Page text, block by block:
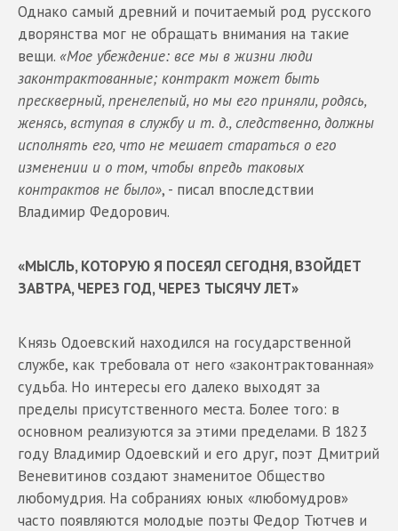
Однако самый древний и почитаемый род русского
дворянства мог не обращать внимания на такие
вещи. «Мое убеждение: все мы в жизни люди
законтрактованные; контракт может быть
прескверный, пренелепый, но мы его приняли, родясь,
женясь, вступая в службу и т. д., следственно, должны
исполнять его, что не мешает стараться о его
изменении и о том, чтобы впредь таковых
контрактов не было», - писал впоследствии
Владимир Федорович.
«МЫСЛЬ, КОТОРУЮ Я ПОСЕЯЛ СЕГОДНЯ, ВЗОЙДЕТ
ЗАВТРА, ЧЕРЕЗ ГОД, ЧЕРЕЗ ТЫСЯЧУ ЛЕТ»
Князь Одоевский находился на государственной
службе, как требовала от него «законтрактованная»
судьба. Но интересы его далеко выходят за
пределы присутственного места. Более того: в
основном реализуются за этими пределами. В 1823
году Владимир Одоевский и его друг, поэт Дмитрий
Веневитинов создают знаменитое Общество
любомудрия. На собраниях юных «любомудров»
часто появляются молодые поэты Федор Тютчев и